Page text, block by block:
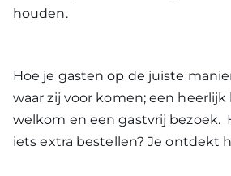
houden.
Hoe je gasten op de juiste
waar zij voor komen; een
welkom en een gastvrij bezoek.
iets extra bestellen? Je ontdekt